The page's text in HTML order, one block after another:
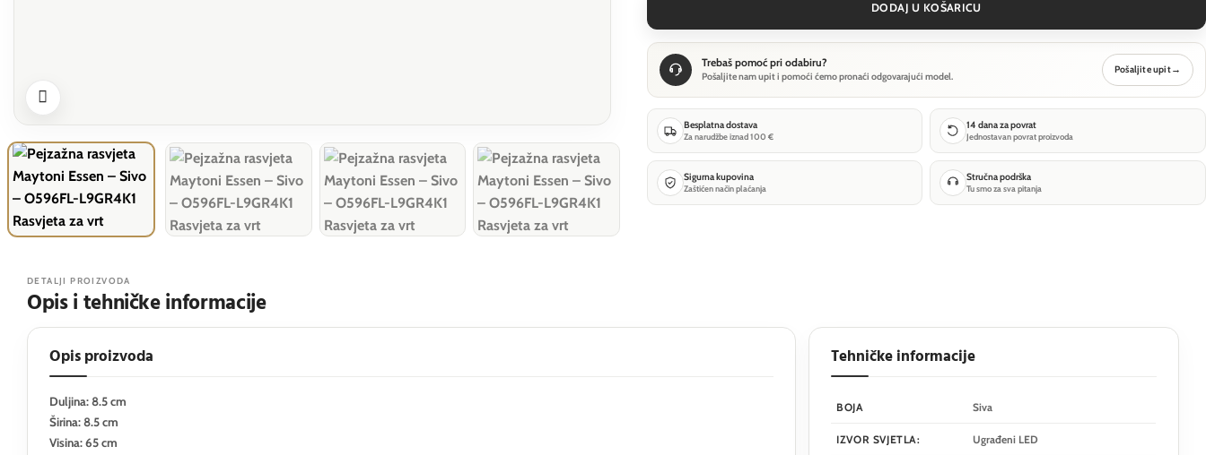
DODAJ U KOŠARICU
Trebaš pomoć pri odabiru?
Pošaljite nam upit i pomoći ćemo pronaći odgovarajući model.
Pošaljite upit→
Besplatna dostava
Za narudžbe iznad 100 €
14 dana za povrat
Jednostavan povrat proizvoda
Sigurna kupovina
Zaštićen način plaćanja
Stručna podrška
Tu smo za sva pitanja
DETALJI PROIZVODA
Opis i tehničke informacije
Opis proizvoda
Duljina: 8.5 cm
Širina: 8.5 cm
Visina: 65 cm
Tehničke informacije
BOJA Siva
IZVOR SVJETLA: Ugrađeni LED